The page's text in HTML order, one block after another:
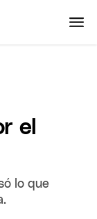
el
lo que